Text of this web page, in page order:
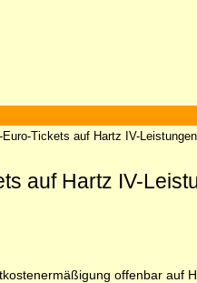
Tickets auf Hartz IV-
auf Hartz IV-
offenbar auf